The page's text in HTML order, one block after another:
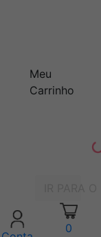
Meu
Carrinho
0